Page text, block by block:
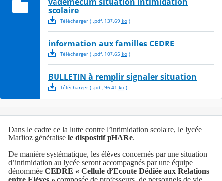
scolaire
Télécharger( .pdf, 137.69 ko)
information aux familles CEDRE
Télécharger( .pdf, 107.65 ko)
BULLETIN à remplir signaler situation
Télécharger( .pdf, 96.41 ko)
Dans le cadre de la lutte contre l’intimidation scolaire, le lycée
Marlioz généralise le dispositif pHARe.
De manière systématique, les élèves concernés par une situation
d’intimidation au lycée seront accompagnés par une équipe
dénommée CEDRE « Cellule d’Ecoute Dédiée aux Relations